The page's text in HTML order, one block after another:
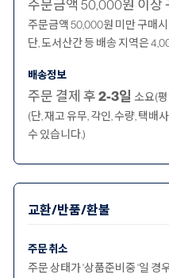
주문금액 50,000원 이상
주문금액 50,000원 미만 구매
단, 도서산간 등 배송 지역은
배송정보
주문 결제 후2-3일 소요(
(단, 재고 유무, 각인, 수량, 택배
수 있습니다.)
교환/반품/환불
주문 취소
주문 상태가 '상품준비중 '일 경